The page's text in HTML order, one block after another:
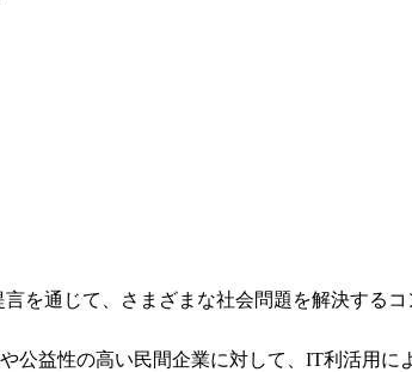
を通じて、さまざまな社会問題を解決するコ
公益性の高い民間企業に対して、IT利活用